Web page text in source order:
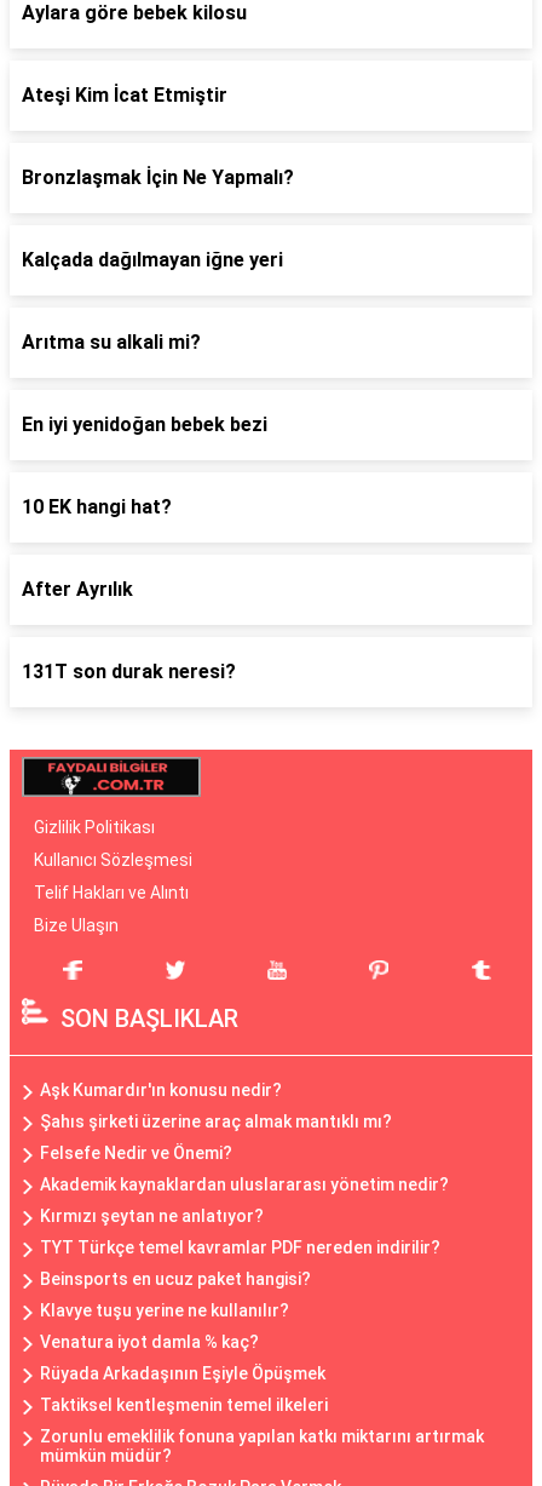
Aylara göre bebek kilosu
Ateşi Kim İcat Etmiştir
Bronzlaşmak İçin Ne Yapmalı?
Kalçada dağılmayan iğne yeri
Arıtma su alkali mi?
En iyi yenidoğan bebek bezi
10 EK hangi hat?
After Ayrılık
131T son durak neresi?
Gizlilik Politikası
Kullanıcı Sözleşmesi
Telif Hakları ve Alıntı
Bize Ulaşın
SON BAŞLIKLAR
Aşk Kumardır'ın konusu nedir?
Şahıs şirketi üzerine araç almak mantıklı mı?
Felsefe Nedir ve Önemi?
Akademik kaynaklardan uluslararası yönetim nedir?
Kırmızı şeytan ne anlatıyor?
TYT Türkçe temel kavramlar PDF nereden indirilir?
Beinsports en ucuz paket hangisi?
Klavye tuşu yerine ne kullanılır?
Venatura iyot damla % kaç?
Rüyada Arkadaşının Eşiyle Öpüşmek
Taktiksel kentleşmenin temel ilkeleri
Zorunlu emeklilik fonuna yapılan katkı miktarını artırmak
mümkün müdür?